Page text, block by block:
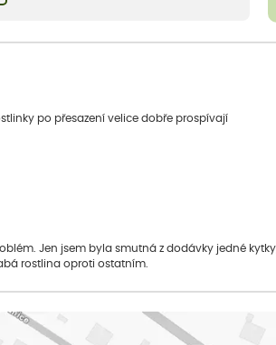
po přesazení velice dobře prospívají
Jen jsem byla smutná z dodávky jedné
rostlina oproti ostatním.